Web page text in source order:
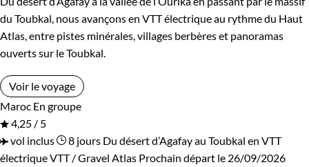
du Toubkal, nous avançons en VTT électrique au rythme du Haut
Atlas, entre pistes minérales, villages berbères et panoramas
ouverts sur le Toubkal.
Voir le voyage
Maroc En groupe
4,25 / 5
vol inclus
8 jours Du désert d’Agafay au Toubkal en VTT
électriqueVTT / Gravel Atlas Prochain départ le 26/09/2026